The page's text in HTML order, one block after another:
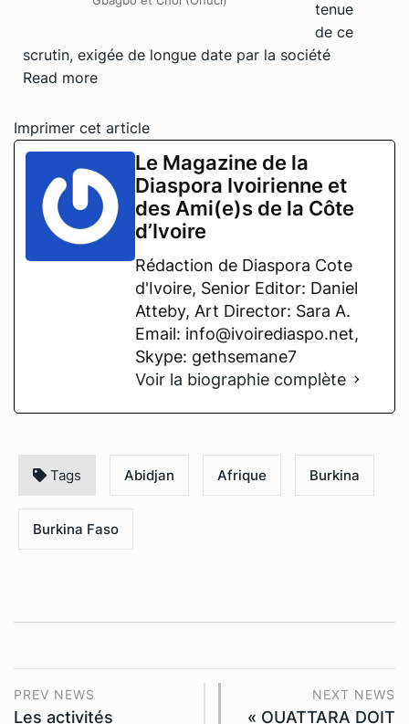
tenue
de ce
scrutin, exigée de longue date par la société
Read more
Imprimer cet article
Le Magazine de la
Diaspora Ivoirienne et
des Ami(e)s de la Côte
d’Ivoire
Rédaction de Diaspora Cote
d'Ivoire, Senior Editor: Daniel
Atteby, Art Director: Sara A.
Email: info@ivoirediaspo.net,
Skype: gethsemane7
Voir la biographie complète
Tags Abidjan Afrique Burkina
Burkina Faso
PREV NEWS
Les activités
NEXT NEWS
« OUATTARA DOIT